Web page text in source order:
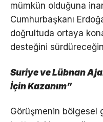
mümkün olduğuna
Cumhurbaşkanı
doğrultuda ortaya
desteğini
Suriye ve Lübnan
İçin Kazanım”
Görüşmenin bölgesel